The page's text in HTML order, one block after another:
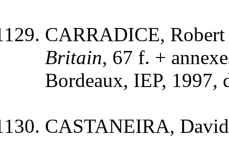
CARRADICE,
Britain, 67 f. +
Bordeaux, IEP,
CASTANEIRA,